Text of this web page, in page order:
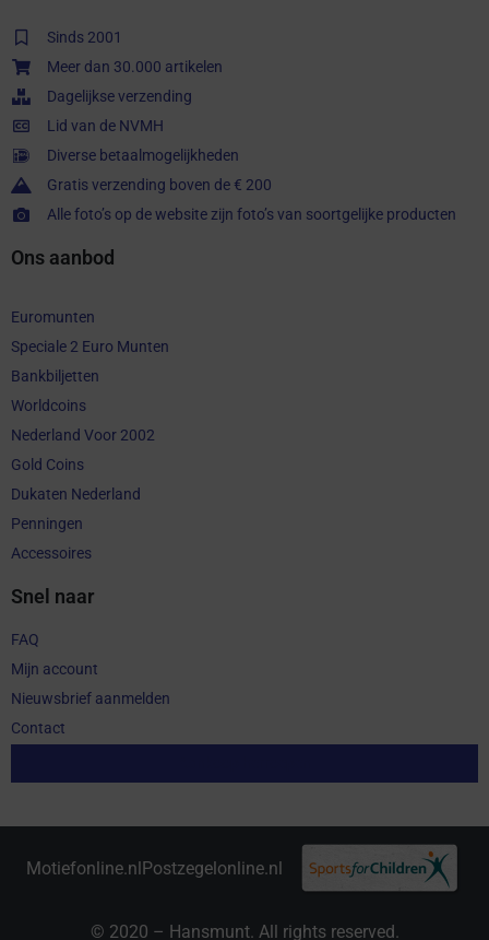
Sinds 2001
Meer dan 30.000 artikelen
Dagelijkse verzending
Lid van de NVMH
Diverse betaalmogelijkheden
Gratis verzending boven de € 200
Alle foto’s op de website zijn foto’s van soortgelijke producten
Ons aanbod
Euromunten
Speciale 2 Euro Munten
Bankbiljetten
Worldcoins
Nederland Voor 2002
Gold Coins
Dukaten Nederland
Penningen
Accessoires
Snel naar
FAQ
Mijn account
Nieuwsbrief aanmelden
Contact
Motiefonline.nl Postzegelonline.nl
© 2020 – Hansmunt. All rights reserved.